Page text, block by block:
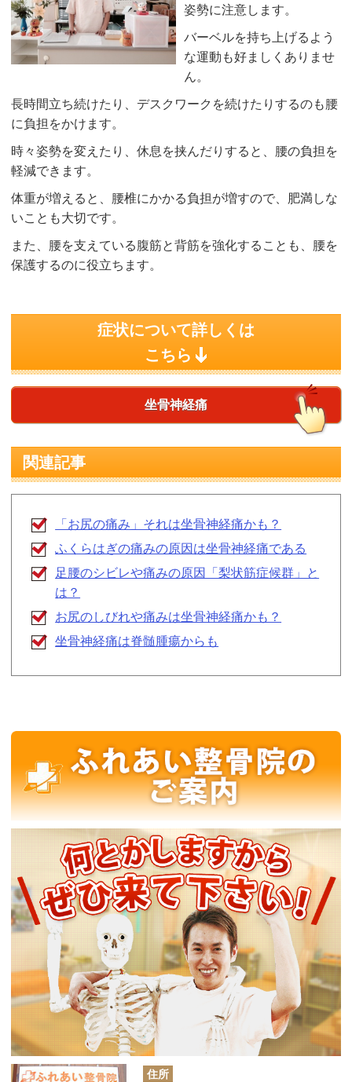
姿勢に注意します。
バーベルを持ち上げるよう
な運動も好ましくありませ
ん。
長時間立ち続けたり、デスクワークを続けたりするのも腰
に負担をかけます。
時々姿勢を変えたり、休息を挟んだりすると、腰の負担を
軽減できます。
体重が増えると、腰椎にかかる負担が増すので、肥満しな
いことも大切です。
また、腰を支えている腹筋と背筋を強化することも、腰を
保護するのに役立ちます。
症状について詳しくは
こちら
坐骨神経痛
関連記事
「お尻の痛み」それは坐骨神経痛かも？
ふくらはぎの痛みの原因は坐骨神経痛である
足腰のシビレや痛みの原因「梨状筋症候群」と
は？
お尻のしびれや痛みは坐骨神経痛かも？
坐骨神経痛は脊髄腫瘍からも
住所